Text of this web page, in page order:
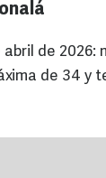
de 2026:
de 34 y